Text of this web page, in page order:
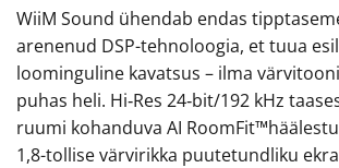
WiiM Sound ühendab endas
arenenud DSP-tehnoloogia, et tuua
loominguline kavatsus – ilma
puhas heli. Hi‑Res 24‑bit/192 kHz
ruumi kohanduva AI
1,8-tollise värvirikka puutetundliku